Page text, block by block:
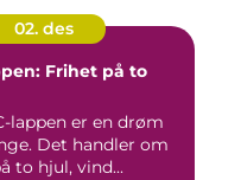
02. des
Frihet på to
lappen er en drøm
Det handler om
to hjul, vind...